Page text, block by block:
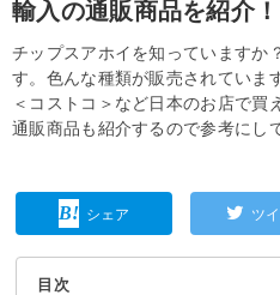
輸入の通販商品を紹介！
チップスアホイを知っていますか
す。色んな種類が販売されていま
＜コストコ＞など日本のお店で買
通販商品も紹介するので参考にし
シェア ツ
目次